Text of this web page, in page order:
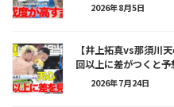
2026年8月5日
【井上拓真vs那須川
回以上に差がつくと予
2026年7月24日